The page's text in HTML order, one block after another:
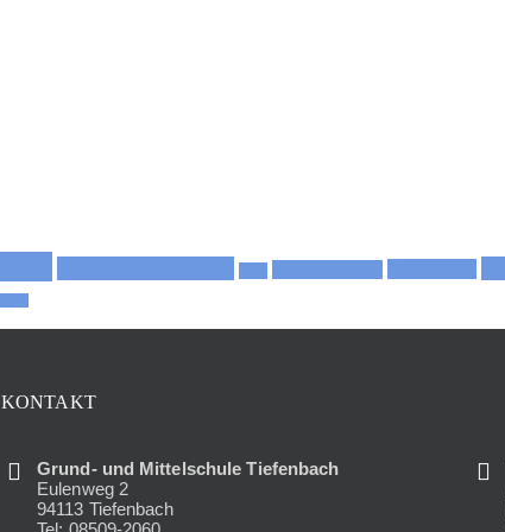
KONTAKT
Grund- und Mittelschule Tiefenbach
Eulenweg 2
94113 Tiefenbach